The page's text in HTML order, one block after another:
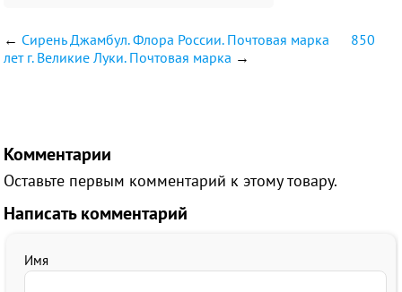
← Сирень Джамбул. Флора России. Почтовая марка
850
лет г. Великие Луки. Почтовая марка →
Комментарии
Оставьте первым комментарий к этому товару.
Написать комментарий
Имя